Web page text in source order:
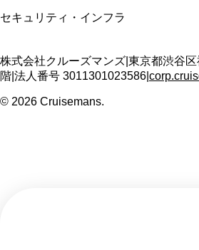
セキュリティ・インフラ
株式会社クルーズマンズ 東京都渋谷
階 法人番号 3011301023586
© 2026 Cruisemans.